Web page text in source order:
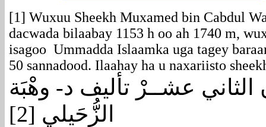
[1] Wuxuu Sheekh Muxamed bin Cabdul
dacwada bilaabay 1153 h oo ah 1740 m,
isagoo Ummadda Islaamka uga tagey
50 sannadood. Ilaahay ha u naxariisto
الثاني عشــرْ تأليف د- وهْبَة
الزُّحَيلي [2]